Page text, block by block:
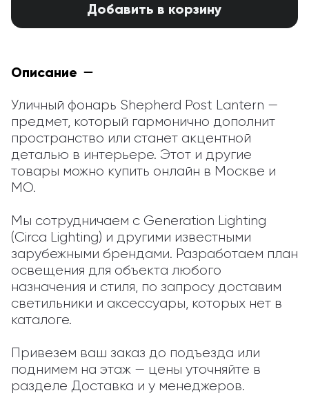
Добавить в корзину
Описание
Уличный фонарь Shepherd Post Lantern —
предмет, который гармонично дополнит
пространство или станет акцентной
деталью в интерьере. Этот и другие
товары можно купить онлайн в Москве и
МО.
Мы сотрудничаем с Generation Lighting
(Circa Lighting) и другими известными
зарубежными брендами. Разработаем план
освещения для объекта любого
назначения и стиля, по запросу доставим
светильники и аксессуары, которых нет в
каталоге.
Привезем ваш заказ до подъезда или
поднимем на этаж — цены уточняйте в
разделе Доставка и у менеджеров.